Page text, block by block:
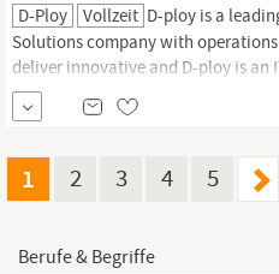
D-Ploy Vollzeit D-ploy is a
Solutions company with
deliver innovative and D-ploy is an
company with operations
Switzerland, Germany, Czech
services and...
1 2 3 4 5
Berufe & Begriffe